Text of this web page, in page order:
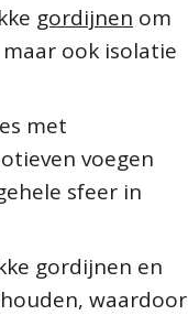
gordijnen om
ook isolatie
met
voegen
sfeer in
gordijnen en
waardoor